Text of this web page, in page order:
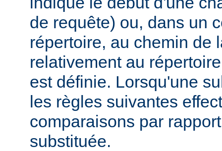
de requête) ou, dans un
répertoire, au chemin de
relativement au
est définie. Lorsqu'une
les règles suivantes
comparaisons par
substituée.